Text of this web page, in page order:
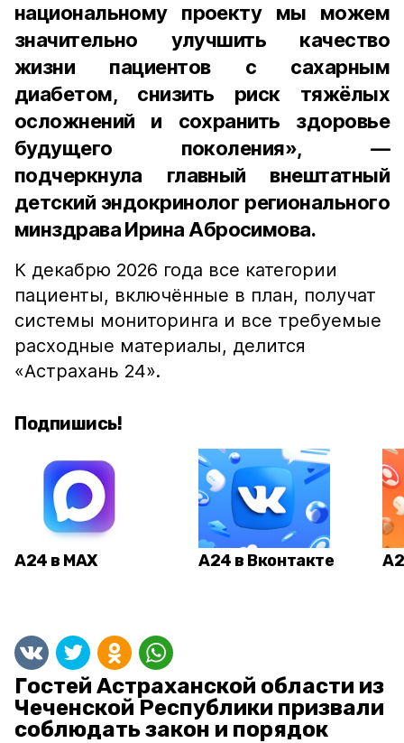
национальному проекту мы можем
значительно улучшить качество
жизни пациентов с сахарным
диабетом, снизить риск тяжёлых
осложнений и сохранить здоровье
будущего поколения», —
подчеркнула главный внештатный
детский эндокринолог регионального
минздрава Ирина Абросимова.
К декабрю 2026 года все категории
пациенты, включённые в план, получат
системы мониторинга и все требуемые
расходные материалы, делится
«Астрахань 24».
Подпишись!
А24 в MAX А24 в Вконтакте
Гостей Астраханской области из
Чеченской Республики призвали
соблюдать закон и порядок